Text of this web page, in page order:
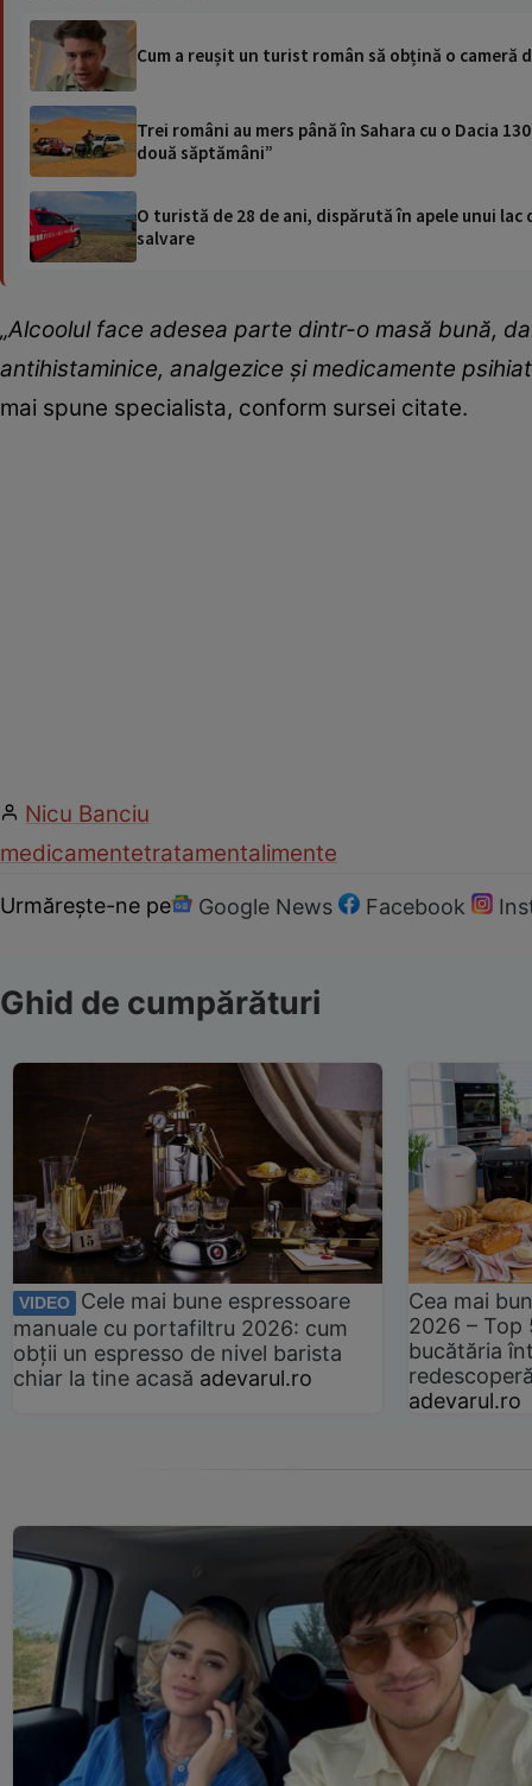
Cum a reușit un turist român să obțină o
Trei români au mers până în Sahara cu o Dacia
două săptămâni”
O turistă de 28 de ani, dispărută în apele unui
salvare
„Alcoolul face adesea parte dintr-o masă bună,
antihistaminice, analgezice și medicamente
mai spune specialista, conform sursei citate.
Nicu Banciu
medicamentetratamentalimente
Urmărește-ne pe Google News Facebook
Ghid de cumpărături
VIDEO
Cele mai bune espressoare
manuale cu portafiltru 2026: cum
obții un espresso de nivel barista
chiar la tine acasă adevarul.ro
Cea mai
2026 –
bucătăria
adevarul.ro